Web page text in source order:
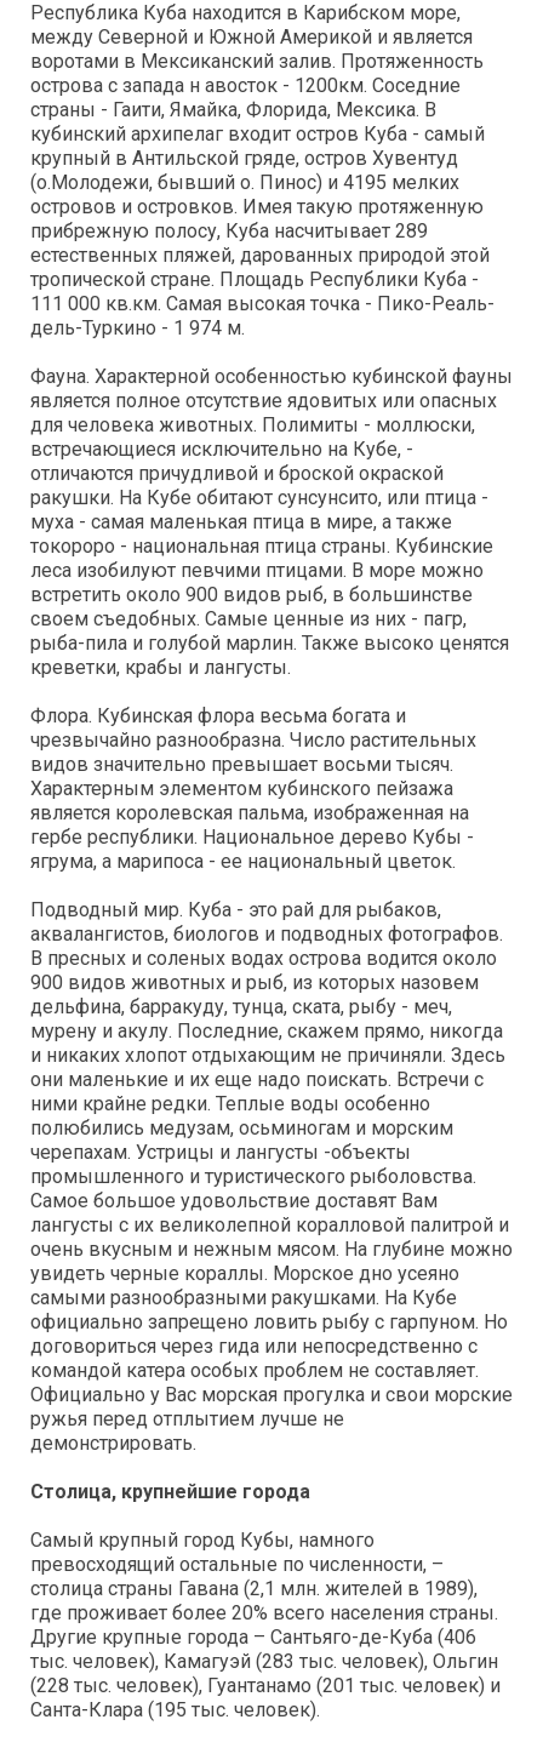
Республика Куба находится в Карибском море,
между Северной и Южной Америкой и является
воротами в Мексиканский залив. Протяженность
острова с запада н авосток - 1200км. Соседние
страны - Гаити, Ямайка, Флорида, Мексика. В
кубинский архипелаг входит остров Куба - самый
крупный в Антильской гряде, остров Хувентуд
(о.Молодежи, бывший о. Пинос) и 4195 мелких
островов и островков. Имея такую протяженную
прибрежную полосу, Куба насчитывает 289
естественных пляжей, дарованных природой этой
тропической стране. Площадь Республики Куба -
111 000 кв.км. Самая высокая точка - Пико-Реаль-
дель-Туркино - 1 974 м.
Фауна. Характерной особенностью кубинской фауны
является полное отсутствие ядовитых или опасных
для человека животных. Полимиты - моллюски,
встречающиеся исключительно на Кубе, -
отличаются причудливой и броской окраской
ракушки. На Кубе обитают сунсунсито, или птица -
муха - самая маленькая птица в мире, а также
токороро - национальная птица страны. Кубинские
леса изобилуют певчими птицами. В море можно
встретить около 900 видов рыб, в большинстве
своем съедобных. Самые ценные из них - пагр,
рыба-пила и голубой марлин. Также высоко ценятся
креветки, крабы и лангусты.
Флора. Кубинская флора весьма богата и
чрезвычайно разнообразна. Число растительных
видов значительно превышает восьми тысяч.
Характерным элементом кубинского пейзажа
является королевская пальма, изображенная на
гербе республики. Национальное дерево Кубы -
ягрума, а марипоса - ее национальный цветок.
Подводный мир. Куба - это рай для рыбаков,
аквалангистов, биологов и подводных фотографов.
В пресных и соленых водах острова водится около
900 видов животных и рыб, из которых назовем
дельфина, барракуду, тунца, ската, рыбу - меч,
мурену и акулу. Последние, скажем прямо, никогда
и никаких хлопот отдыхающим не причиняли. Здесь
они маленькие и их еще надо поискать. Встречи с
ними крайне редки. Теплые воды особенно
полюбились медузам, осьминогам и морским
черепахам. Устрицы и лангусты -объекты
промышленного и туристического рыболовства.
Самое большое удовольствие доставят Вам
лангусты с их великолепной коралловой палитрой и
очень вкусным и нежным мясом. На глубине можно
увидеть черные кораллы. Морское дно усеяно
самыми разнообразными ракушками. На Кубе
официально запрещено ловить рыбу с гарпуном. Но
договориться через гида или непосредственно с
командой катера особых проблем не составляет.
Официально у Вас морская прогулка и свои морские
ружья перед отплытием лучше не
демонстрировать.
Столица, крупнейшие города
Самый крупный город Кубы, намного
превосходящий остальные по численности, –
столица страны Гавана (2,1 млн. жителей в 1989),
где проживает более 20% всего населения страны.
Другие крупные города – Сантьяго-де-Куба (406
тыс. человек), Камагуэй (283 тыс. человек), Ольгин
(228 тыс. человек), Гуантанамо (201 тыс. человек) и
Санта-Клара (195 тыс. человек).